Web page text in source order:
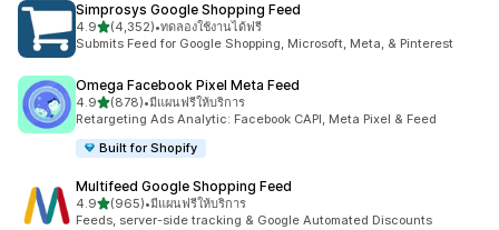
Simprosys Google Shopping Feed
4.9เต็ม 5 ดาว
(4,352)
ทั้งหมด 4352 รีวิว
•ทดลองใช้งานได้ฟรี
Submits Feed for Google Shopping, Microsoft, Meta, & Pinterest
Omega Facebook Pixel Meta Feed
4.9เต็ม 5 ดาว
(878)
ทั้งหมด 878 รีวิว
•มีแผนฟรีให้บริการ
Retargeting Ads Analytic: Facebook CAPI, Meta Pixel & Feed
Built for Shopify
Multifeed Google Shopping Feed
4.9เต็ม 5 ดาว
(965)
ทั้งหมด 965 รีวิว
•มีแผนฟรีให้บริการ
Feeds, server-side tracking & Google Automated Discounts